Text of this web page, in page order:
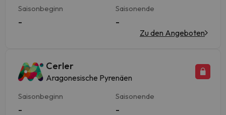
Saisonbeginn
-
Saisonende
-
Zu den Angeboten
Cerler
Aragonesische Pyrenäen
Saisonbeginn
-
Saisonende
-